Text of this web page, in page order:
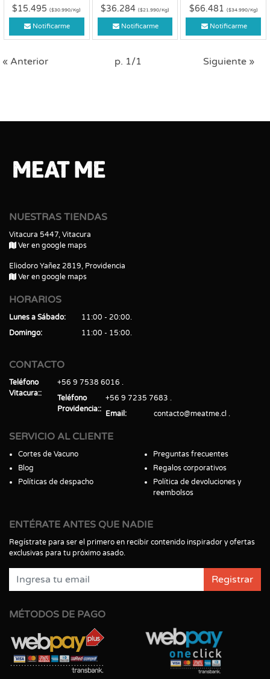
$15.495($30.990/Kg)
Notificarme
$36.284 ($21.990/Kg)
Notificarme
$66.481 ($34.990/Kg)
Notificarme
« Anterior p. 1/1 Siguiente »
NUESTRAS TIENDAS
Vitacura 5447, Vitacura
Ver en google maps
Eliodoro Yañez 2819, Providencia
Ver en google maps
HORARIOS
Lunes a Sábado
11:00 - 20:00
Domingo
11:00 - 15:00
CONTACTO
Teléfono
Vitacura:
+56 9 7538 6016
Teléfono
Providencia:
+56 9 7235 7683
Email
contacto@meatme.cl
SERVICIO AL CLIENTE
Cortes de Vacuno
Blog
Políticas de despacho
Preguntas frecuentes
Regalos corporativos
Política de devoluciones y
reembolsos
ENTÉRATE ANTES QUE NADIE
Regístrate para ser el primero en recibir contenido inspirador y ofertas
exclusivas para tu próximo asado.
Registrar
MÉTODOS DE PAGO